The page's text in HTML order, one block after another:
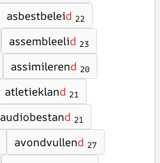
asbestbeleid 22
assembleelid 23
assimilerend 20
atletiekland 21
audiobestand 21
avondvullend 27